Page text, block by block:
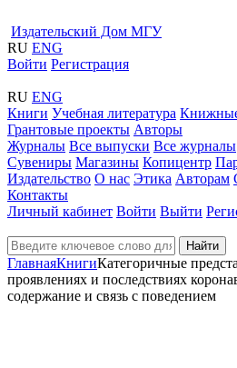
Издательский Дом МГУ
RU ENG
Войти Регистрация
RU ENG
Книги Учебная литература
Грантовые проекты Авторы
Журналы Все выпуски Все журналы
Сувениры Магазины Копицентр
Издательство О нас Этика Авторам
Контакты
Личный кабинет Войти Выйти
Найти
ГлавнаяКнигиКатегоричные
проявлениях и последствиях
содержание и связь с поведением